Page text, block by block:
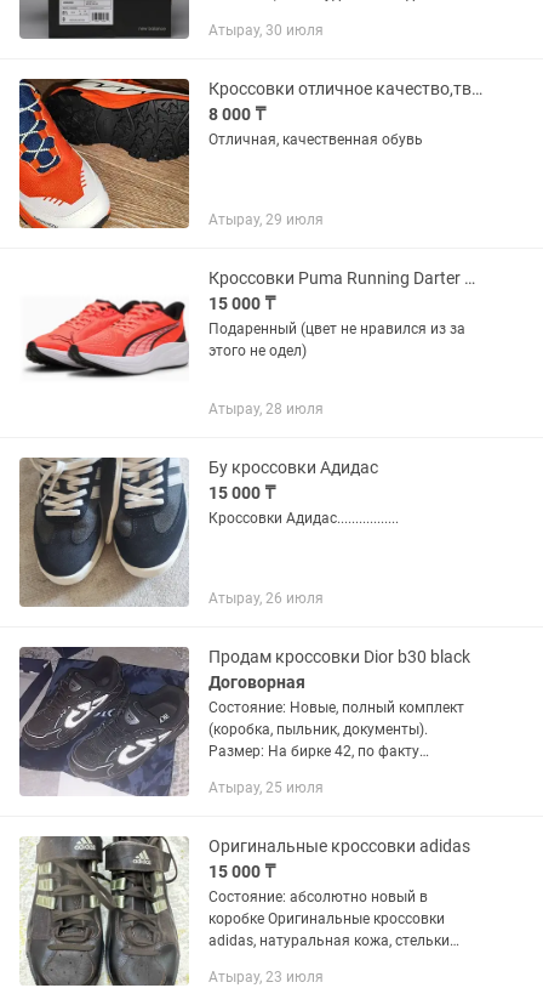
Атырау, 30 июля
Кроссовки отличное качество,твердая подошва
8 000 ₸
Отличная, качественная обувь
Атырау, 29 июля
Кроссовки Puma Running Darter Pro
15 000 ₸
Подаренный (цвет не нравился из за
этого не одел)
Атырау, 28 июля
Бу кроссовки Адидас
15 000 ₸
Кроссовки Адидас.................
Атырау, 26 июля
Продам кроссовки Dior b30 black
Договорная
Состояние: Новые, полный комплект
(коробка, пыльник, документы).
Размер: На бирке 42, по факту
легкие, дышащая сетка, крутой
Атырау, 25 июля
Оригинальные кроссовки adidas
15 000 ₸
Состояние: абсолютно новый в
коробке Оригинальные кроссовки
adidas, натуральная кожа, стельки
Атырау, 23 июля